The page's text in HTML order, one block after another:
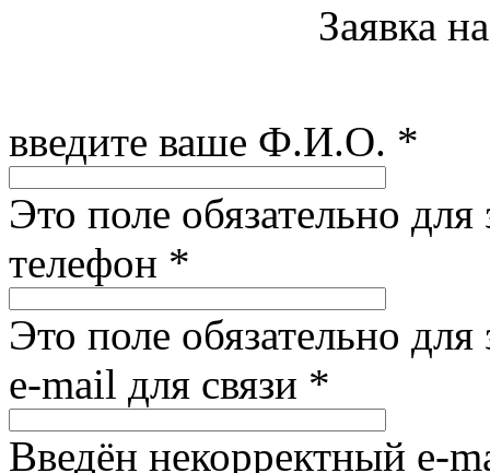
Заявка
введите ваше Ф.И.О. *
Это поле обязательно для
телефон *
Это поле обязательно для
e-mail для связи *
Введён некорректный e-